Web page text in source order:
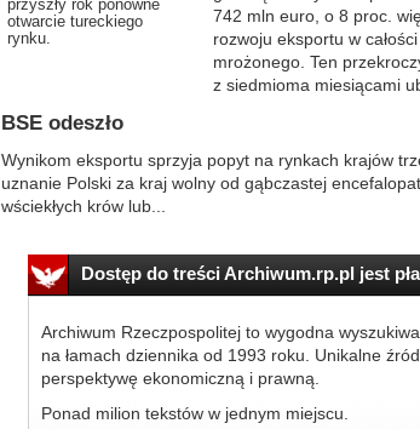
przyszły rok ponowne
otwarcie tureckiego
rynku.
742 mln euro, o 8 proc.
rozwoju eksportu w
mrożonego. Ten
z siedmioma miesiącami
BSE odeszło
Wynikom eksportu sprzyja popyt na rynkach krajów
uznanie Polski za kraj wolny od gąbczastej
wściekłych krów lub...
Dostęp do treści Archiwum.rp.pl jest
Archiwum Rzeczpospolitej to wygodna
na łamach dziennika od 1993 roku. Unikalne
perspektywę ekonomiczną i prawną.
Ponad milion tekstów w jednym miejscu.